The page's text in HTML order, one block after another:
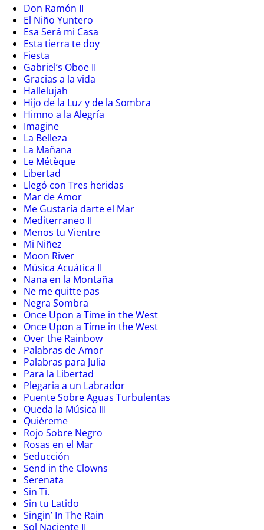
Don Ramón II
El Niño Yuntero
Esa Será mi Casa
Esta tierra te doy
Fiesta
Gabriel’s Oboe II
Gracias a la vida
Hallelujah
Hijo de la Luz y de la Sombra
Himno a la Alegría
Imagine
La Belleza
La Mañana
Le Métèque
Libertad
Llegó con Tres heridas
Mar de Amor
Me Gustaría darte el Mar
Mediterraneo II
Menos tu Vientre
Mi Niñez
Moon River
Música Acuática II
Nana en la Montaña
Ne me quitte pas
Negra Sombra
Once Upon a Time in the West
Once Upon a Time in the West
Over the Rainbow
Palabras de Amor
Palabras para Julia
Para la Libertad
Plegaria a un Labrador
Puente Sobre Aguas Turbulentas
Queda la Música III
Quiéreme
Rojo Sobre Negro
Rosas en el Mar
Seducción
Send in the Clowns
Serenata
Sin Ti.
Sin tu Latido
Singin’ In The Rain
Sol Naciente II